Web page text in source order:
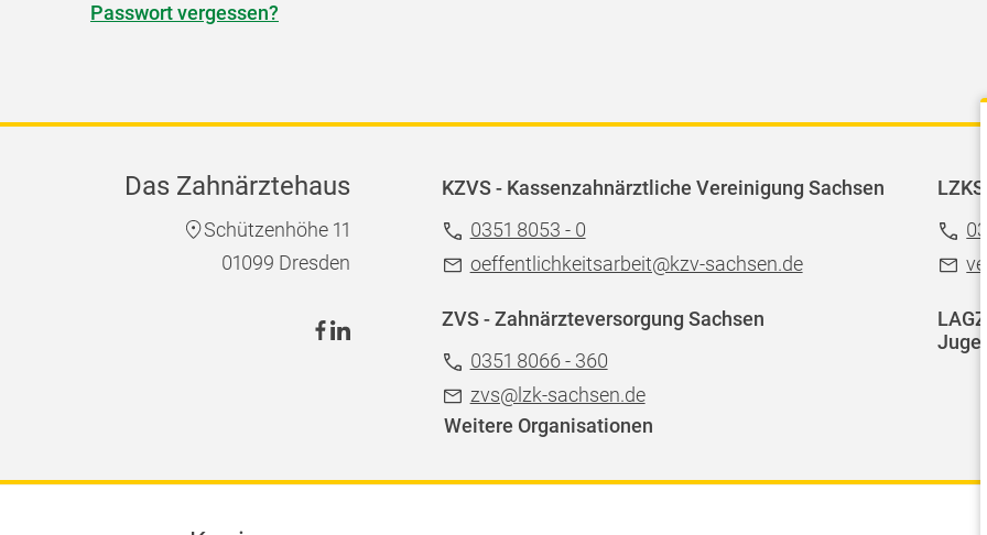
Passwort vergessen?
Das Zahnärztehaus
Schützenhöhe 11
01099 Dresden
KZVS - Kassenzahnärztliche Vereinigung Sachsen
0351 8053 - 0
oeffentlichkeitsarbeit@kzv-sachsen.de
ZVS - Zahnärzteversorgung Sachsen
0351 8066 - 360
zvs@lzk-sachsen.de
Weitere Organisationen